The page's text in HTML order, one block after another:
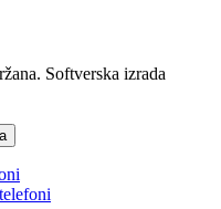
Softverska izrada